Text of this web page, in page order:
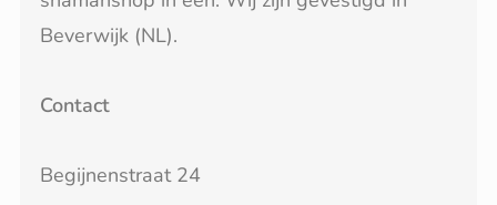
Beverwijk (NL).
Contact
Begijnenstraat 24